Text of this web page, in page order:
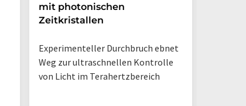
mit photonischen
Zeitkristallen
Experimenteller Durchbruch ebnet
Weg zur ultraschnellen Kontrolle
von Licht im Terahertzbereich